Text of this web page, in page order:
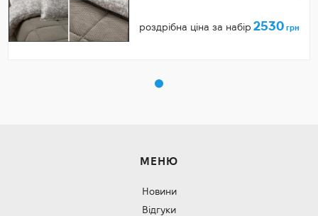
роздрібна ціна за набір 2530 грн
МЕНЮ
Новини
Відгуки